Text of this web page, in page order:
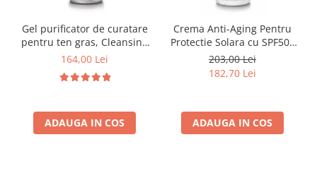
Gel purificator de curatare
pentru ten gras, Cleansing
gel pure solution - 150ml
164,00 Lei
ADAUGA IN COS
Crema Anti-Aging Pentru
Protectie Solara cu SPF50+
50ml - Anti -Age Sun Cream
SPF50+ - Bruno Vassari
203,00 Lei
182,70 Lei
ADAUGA IN COS